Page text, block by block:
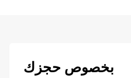
بخصوص حجزك